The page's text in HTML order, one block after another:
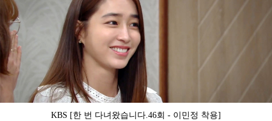
KBS [한 번 다녀왔습니다.46회 - 이민정 착용]